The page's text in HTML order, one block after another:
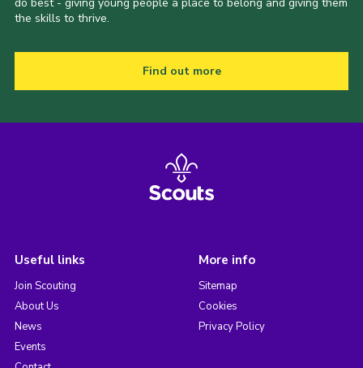
do best - giving young people a place to belong and giving them
the skills to thrive.
Find out more
Useful links
Join Scouting
About Us
News
Events
More info
Sitemap
Cookies
Privacy Policy